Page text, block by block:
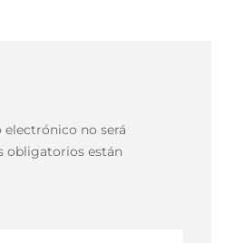
no será
obligatorios están